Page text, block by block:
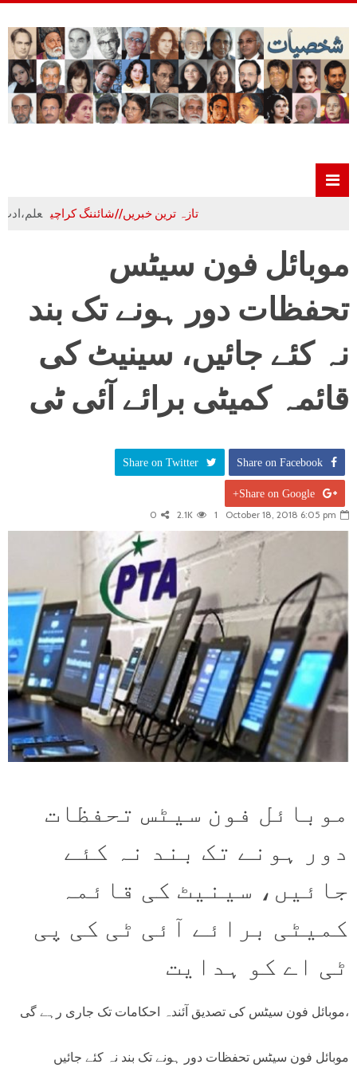
تازہ ترین خبریں//شائننگ کراچی علم،ادب و
موبائل فون سیٹس
تحفظات دور ہونے تک بند
نہ کئے جائیں، سینیٹ کی
قائمہ کمیٹی برائے آئی ٹی
Share on Facebook
Share on Twitter
Share on Google+
October 18, 2018 6:05 pm
1
2.1K
0
موبائل فون سیٹس تحفظات
دور ہونے تک بند نہ کئے
جائیں، سینیٹ کی قائمہ
کمیٹی برائے آئی ٹی کی پی
ٹی اے کو ہدایت
،موبائل فون سیٹس کی تصدیق آئندہ احکامات تک جاری رہے گی
موبائل فون سیٹس تحفظات دور ہونے تک بند نہ کئے جائیں